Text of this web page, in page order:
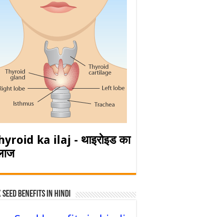
ka ilaj - थाइरोइड का
Seed Benefits in hindi